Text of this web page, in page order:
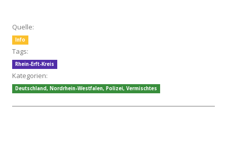
Quelle:
Info
Tags:
Rhein-Erft-Kreis
Kategorien:
Deutschland, Nordrhein-Westfalen, Polizei, Vermischtes